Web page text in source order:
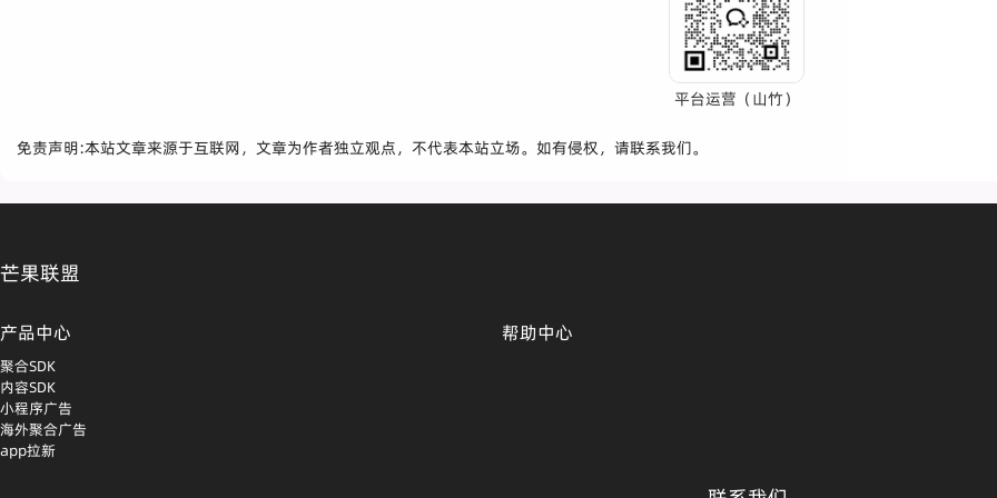
平台运营（山竹）
免责声明:本站文章来源于互联网，文章为作者独立观点，不代表本站立场。如有侵权，请联系我们。
芒果联盟
产品中心
聚合SDK
内容SDK
小程序广告
海外聚合广告
app拉新
帮助中心